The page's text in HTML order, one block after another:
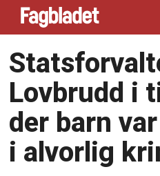
Lovbrudd i
der barn
i alvorlig